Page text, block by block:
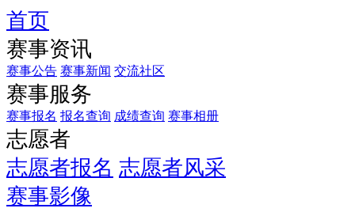
首页
赛事资讯
赛事公告 赛事新闻 交流社区
赛事服务
赛事报名 报名查询 成绩查询 赛事相册
志愿者
志愿者报名 志愿者风采
赛事影像